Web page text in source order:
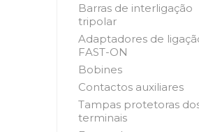
Barras de interligação
tripolar
Adaptadores de
FAST-ON
Bobines
Contactos auxiliares
Tampas protetoras
terminais